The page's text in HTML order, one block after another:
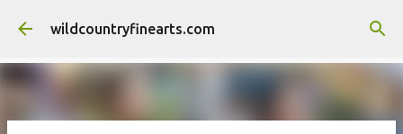
Langsung ke konten utama
wildcountryfinearts.com